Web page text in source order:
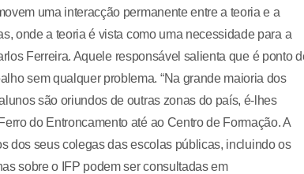
uma interacção permanente entre a teoria e a
onde a teoria é vista como uma necessidade para a
Ferreira. Aquele responsável salienta que é ponto
sem qualquer problema. “Na grande maioria dos
são oriundos de outras zonas do país, é-lhes
do Entroncamento até ao Centro de Formação. A
dos seus colegas das escolas públicas, incluindo os
sobre o IFP podem ser consultadas em